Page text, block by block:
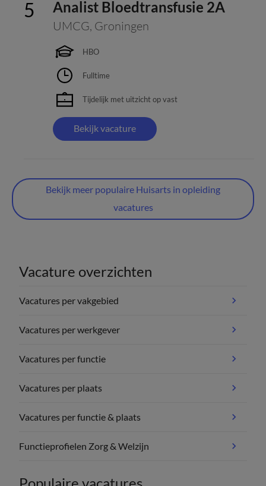
Analist Bloedtransfusie 2A
UMCG, Groningen
HBO
Fulltime
Tijdelijk met uitzicht op vast
Bekijk vacature
Bekijk meer populaire Huisarts in opleiding
vacatures
Vacature overzichten
Vacatures per vakgebied
Vacatures per werkgever
Vacatures per functie
Vacatures per plaats
Vacatures per functie & plaats
Functieprofielen Zorg & Welzijn